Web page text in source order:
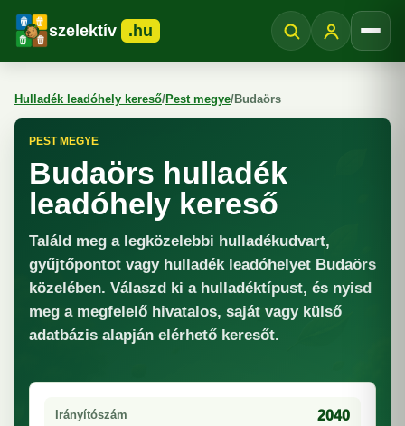
szelektív .hu
Hulladék leadóhely kereső/Pest megye/Budaörs
PEST MEGYE
Budaörs hulladék
leadóhely kereső
Találd meg a legközelebbi hulladékudvart,
gyűjtőpontot vagy hulladék leadóhelyet Budaörs
közelében. Válaszd ki a hulladéktípust, és nyisd
meg a megfelelő hivatalos, saját vagy külső
adatbázis alapján elérhető keresőt.
Irányítószám 2040